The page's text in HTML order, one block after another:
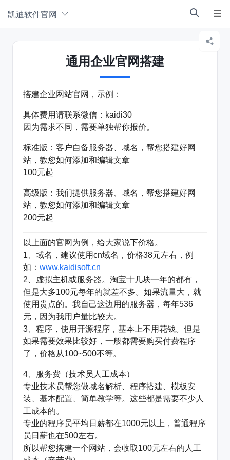
凯迪软件官网  
通用企业官网搭建
搭建企业网站官网，示例：
具体费用请联系微信：kaidi30
因为需求不同，需要单独帮你报价。
标准版：客户自备服务器、域名，帮您搭建好网
站，教您如何添加和编辑文章
100元起
高级版：我们提供服务器、域名，帮您搭建好网
站，教您如何添加和编辑文章
200元起
以上面的官网为例，给大家说下价格。
1、域名，建议使用cn域名，价格38元左右，例
如： www.kaidisoft.cn
2、虚拟主机或服务器。淘宝十几块一年的都有，
但是大多100元每年的就差不多。如果流量大，就
使用贵点的。我自己这边用的服务器，每年536
元，因为我用户量比较大。
3、程序，使用开源程序，基本上不用花钱。但是
如果需要效果比较好，一般都需要购买付费程序
了，价格从100~500不等。
4、服务费（技术员人工成本）
专业技术员帮您做域名解析、程序搭建、模板安
装、基本配置、简单教学等。这些都是需要不少人
工成本的。
专业的程序员平均日薪都在1000元以上，普通程序
员日薪也在500左右。
所以帮您搭建一个网站，会收取100元左右的人工
